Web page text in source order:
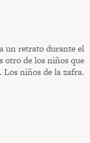
un retrato durante el
otro de los niños que
Los niños de la zafra.